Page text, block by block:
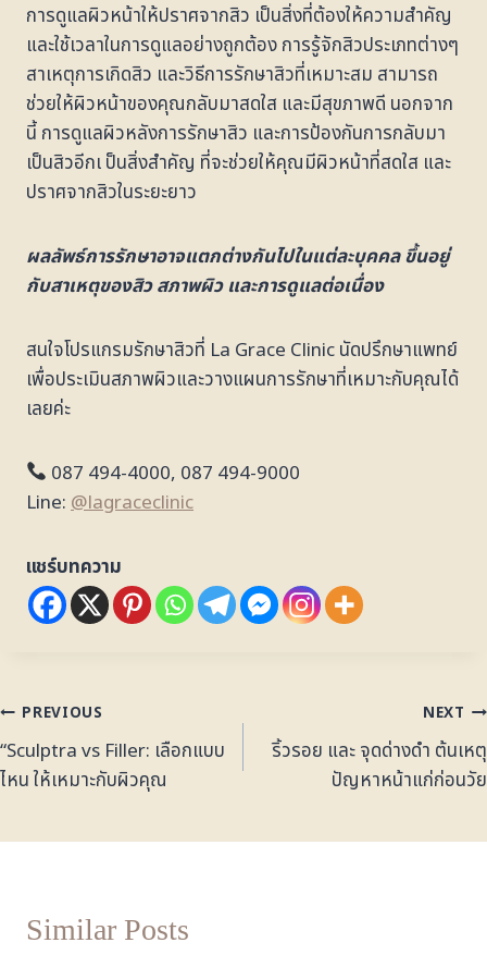
การดูแลผิวหน้าให้ปราศจากสิว เป็นสิ่งที่ต้องให้ความสำคัญ
และใช้เวลาในการดูแลอย่างถูกต้อง การรู้จักสิวประเภทต่างๆ
สาเหตุการเกิดสิว และวิธีการรักษาสิวที่เหมาะสม สามารถ
ช่วยให้ผิวหน้าของคุณกลับมาสดใส และมีสุขภาพดี นอกจาก
นี้ การดูแลผิวหลังการรักษาสิว และการป้องกันการกลับมา
เป็นสิวอีกเ ป็นสิ่งสำคัญ ที่จะช่วยให้คุณมีผิวหน้าที่สดใส และ
ปราศจากสิวในระยะยาว
ผลลัพธ์การรักษาอาจแตกต่างกันไปในแต่ละบุคคล ขึ้นอยู่
กับสาเหตุของสิว สภาพผิว และการดูแลต่อเนื่อง
สนใจโปรแกรมรักษาสิวที่ La Grace Clinic นัดปรึกษาแพทย์
เพื่อประเมินสภาพผิวและวางแผนการรักษาที่เหมาะกับคุณได้
เลยค่ะ
087 494-4000, 087 494-9000
Line:@lagraceclinic
แชร์บทความ
PREVIOUS
“Sculptra vs Filler: เลือกแบบ
ไหน ให้เหมาะกับผิวคุณ
NEXT
ริ้วรอย และ จุดด่างดำ ต้นเหตุ
ปัญหาหน้าแก่ก่อนวัย
Similar Posts